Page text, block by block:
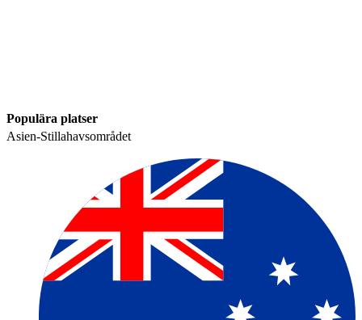
Populära platser​​
Asien-Stillahavsområdet​​